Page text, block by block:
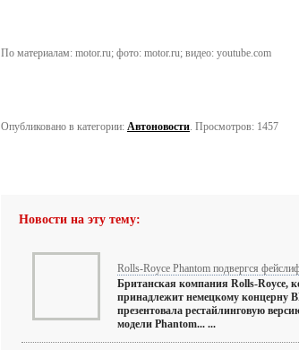
По материалам: motor.ru; фото: motor.ru; видео: youtube.com
Опубликовано в категории: Автоновости. Просмотров: 1457
Новости на эту тему:
Rolls-Royce Phantom подвергся
Британская компания Rolls-Royce,
принадлежит немецкому концерну
презентовала рестайлинговую
модели Phantom... ...